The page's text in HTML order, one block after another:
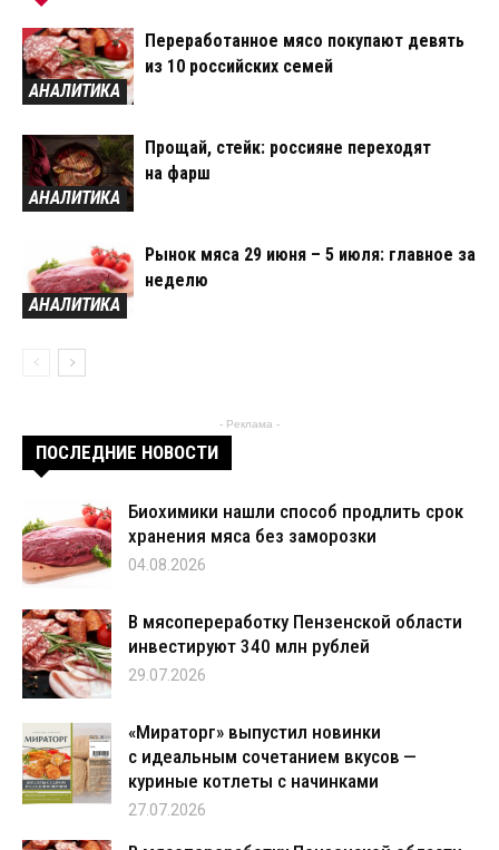
АНАЛИТИКА
Переработанное мясо покупают девять
из 10 российских семей
АНАЛИТИКА
Прощай, стейк: россияне переходят
на фарш
АНАЛИТИКА
Рынок мяса 29 июня – 5 июля: главное за
неделю
- Реклама -
ПОСЛЕДНИЕ НОВОСТИ
Биохимики нашли способ продлить срок
хранения мяса без заморозки
04.08.2026
В мясопереработку Пензенской области
инвестируют 340 млн рублей
29.07.2026
«Мираторг» выпустил новинки
с идеальным сочетанием вкусов —
куриные котлеты с начинками
27.07.2026